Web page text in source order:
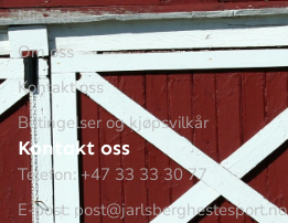
Min side
Om oss
Kontakt oss
Betingelser og kjøpsvilkår
Kontakt oss
Telefon: +47 33 33 30 77
E-post: post@jarlsberghestesport.no